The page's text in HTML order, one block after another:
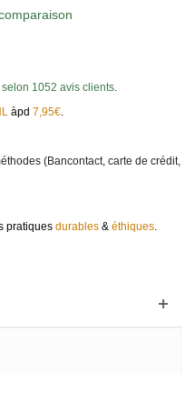
selon 1052 avis clients
àpd 7,95€
(Bancontact, carte de crédit,
pratiques durables & éthiques